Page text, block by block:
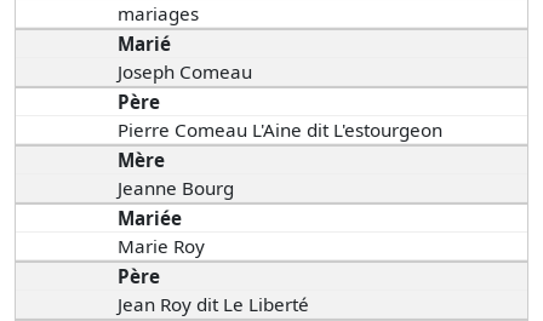
mariages
Marié
Joseph Comeau
Père
Pierre Comeau L'Aine dit L'estourgeon
Mère
Jeanne Bourg
Mariée
Marie Roy
Père
Jean Roy dit Le Liberté